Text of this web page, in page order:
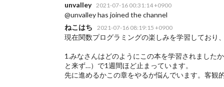
unvalley
2021-07-16 00:31:14 +0900
@unvalley has joined the channel
ねこはち
2021-07-16 08:19:15 +0900
現在関数プログラミングの楽しみを学習しており
1.みなさんはどのようにこの本を学習されました
と来ず…）で1週間ほど止まっています。
先に進めるかこの章をやるか悩んでいます。客観